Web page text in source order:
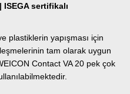
sertifikalı
plastiklerin yapışması için
tam olarak uygun
Contact VA 20 pek çok